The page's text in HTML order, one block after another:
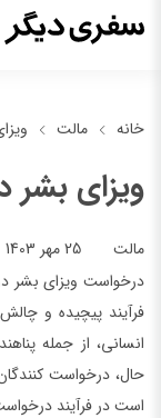
خانه مالت
ویزای بشر
مالت 25 مهر 1403
درخواست ویزای بشر
فرآیند پیچیده و چالش
انسانی، از جمله
حال، درخواست
است در فرآیند